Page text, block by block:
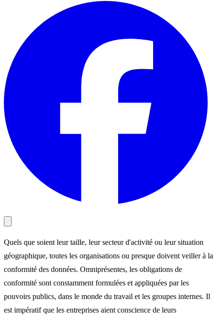
Quels que soient leur taille, leur secteur d'activité ou leur situation
géographique, toutes les organisations ou presque doivent veiller à la
conformité des données. Omniprésentes, les obligations de
conformité sont constamment formulées et appliquées par les
pouvoirs publics, dans le monde du travail et les groupes internes. Il
est impératif que les entreprises aient conscience de leurs